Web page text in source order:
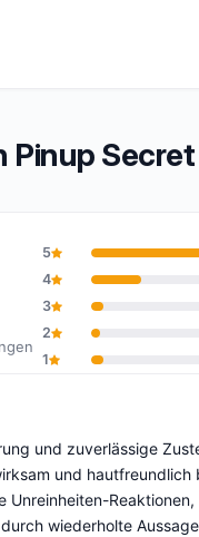
Pinup Secret
10
5
4
3
2
1
und zuverlässige
und
Unreinheiten-
wiederholte